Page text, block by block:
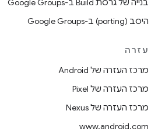
בנייה של גרסת Build ב-Google Groups
היסב (porting) ב-Google Groups
עזרה
מרכז העזרה של Android
מרכז העזרה של Pixel
מרכז העזרה של Nexus
www.android.com